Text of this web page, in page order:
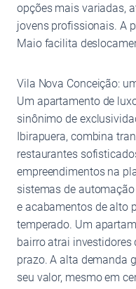
opções mais variadas,
jovens profissionais. A
Maio facilita
Vila Nova Conceição:
Um apartamento de
sinônimo de
Ibirapuera, combina
restaurantes
empreendimentos na
sistemas de
e acabamentos de alto
temperado. Um
bairro atrai
prazo. A alta demanda
seu valor, mesmo em